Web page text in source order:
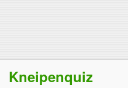
Kneipenquiz